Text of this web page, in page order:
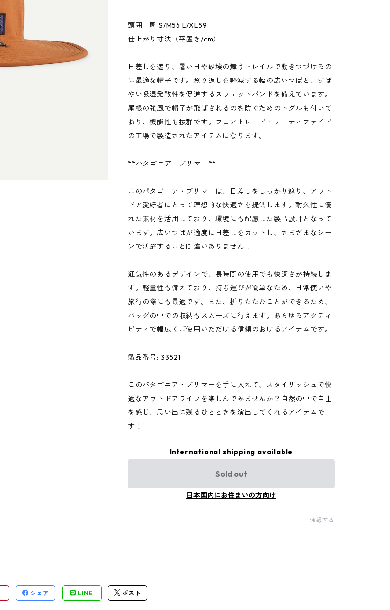
頭囲一周 S/M56 L/XL59
仕上がり寸法（平置き/cm）
日差しを遮り、暑い日や砂埃の舞うトレイルで動きつづけるの
に最適な帽子です。照り返しを軽減する幅の広いつばと、すば
やい吸湿発散性を促進するスウェットバンドを備えています。
尾根の強風で帽子が飛ばされるのを防ぐためのトグルも付いて
おり、機能性も抜群です。フェアトレード・サーティファイド
の工場で製造されたアイテムになります。
**パタゴニア ブリマー**
このパタゴニア・ブリマーは、日差しをしっかり遮り、アウト
ドア愛好者にとって理想的な快適さを提供します。耐久性に優
れた素材を活用しており、環境にも配慮した製品設計となって
います。広いつばが適度に日差しをカットし、さまざまなシー
ンで活躍すること間違いありません！
通気性のあるデザインで、長時間の使用でも快適さが持続しま
す。軽量性も備えており、持ち運びが簡単なため、日常使いや
旅行の際にも最適です。また、折りたたむことができるため、
バッグの中での収納もスムーズに行えます。あらゆるアクティ
ビティで幅広くご使用いただける信頼のおけるアイテムです。
製品番号: 33521
このパタゴニア・ブリマーを手に入れて、スタイリッシュで快
適なアウトドアライフを楽しんでみませんか？自然の中で自由
を感じ、思い出に残るひとときを演出してくれるアイテムで
す！
International shipping available
Sold out
日本国内にお住まいの方向け
通報する
シェア LINE ポスト